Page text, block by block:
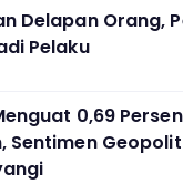
Delapan Orang,
Pelaku
0,69
Sentimen